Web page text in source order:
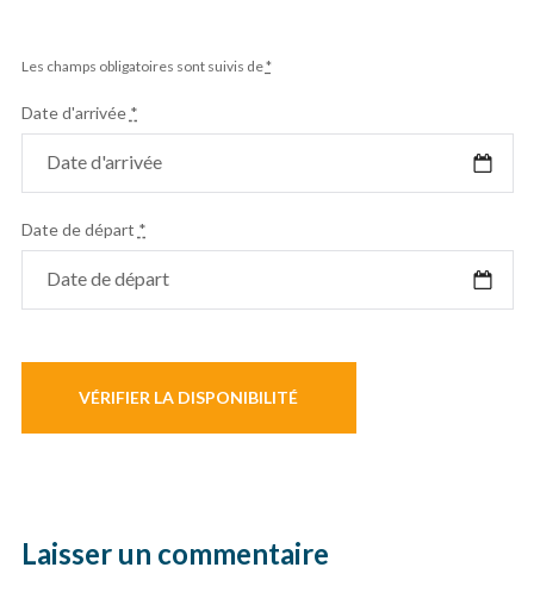
Les champs obligatoires sont suivis de*
Date d'arrivée *
Date de départ *
Laisser un commentaire